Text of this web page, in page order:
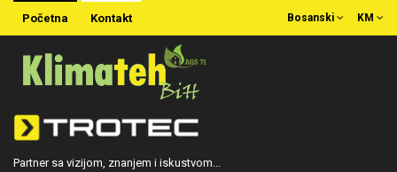
Početna Kontakt KM
Bosanski
Partner sa vizijom, znanjem i iskustvom...